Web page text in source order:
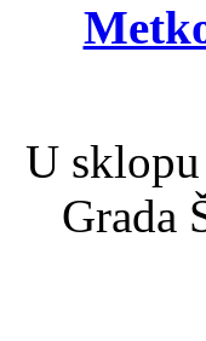
U
Grada